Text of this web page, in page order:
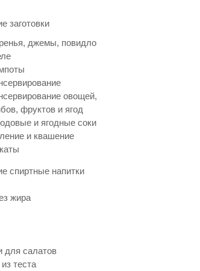
заготовки
джемы, повидло
овощей,
фруктов и ягод
и ягодные соки
и квашение
спиртные напитки
жира
для салатов
теста